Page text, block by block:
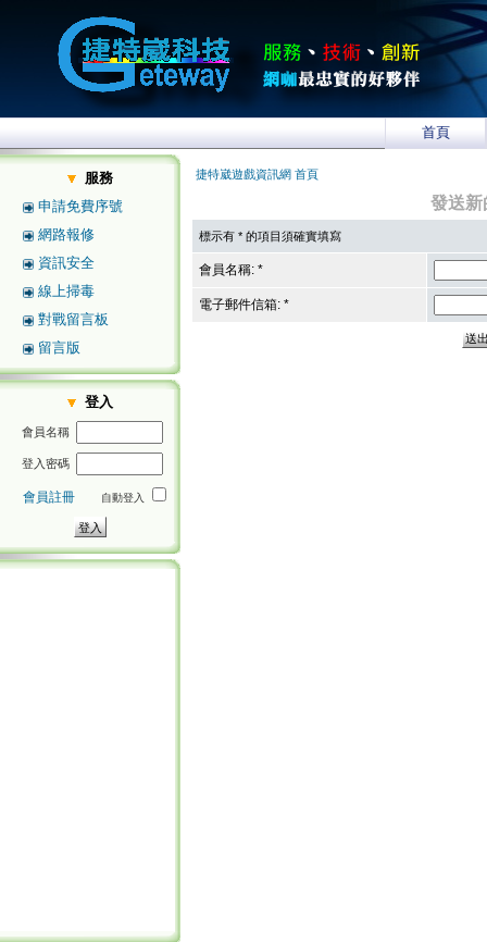
首頁
服務
申請免費序號
網路報修
資訊安全
線上掃毒
對戰留言板
留言版
登入
會員名稱
登入密碼
會員註冊 自動登入
捷特崴遊戲資訊網 首頁
發送
標示有 * 的項目須確實填寫
會員名稱: *
電子郵件信箱: *